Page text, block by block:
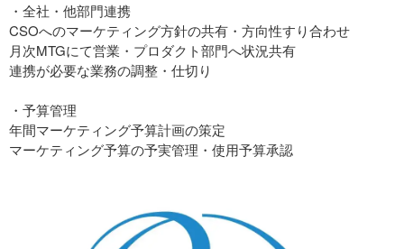
・全社・他部門連携
CSOへのマーケティング方針の共有・方向性すり合わせ
月次MTGにて営業・プロダクト部門へ状況共有
連携が必要な業務の調整・仕切り
・予算管理
年間マーケティング予算計画の策定
マーケティング予算の予実管理・使用予算承認